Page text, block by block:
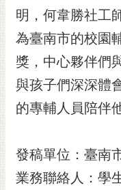
隱
私
權
及
安
全
政
網
資
明，何韋勝社工
為臺南市的校園
獎，中心夥伴們
與孩子們深深體
的專輔人員陪伴
發稿單位：臺南
業務聯絡人：學